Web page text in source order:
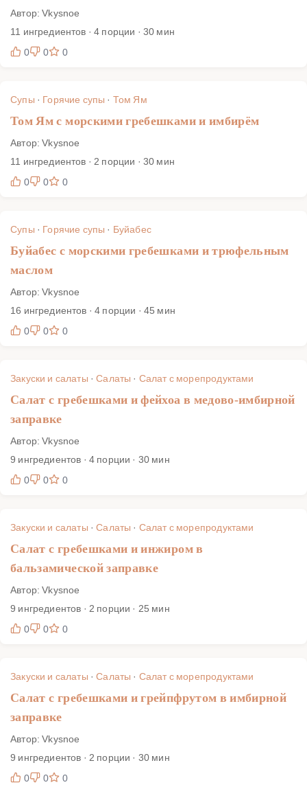
Автор: Vkysnoe
11 ингредиентов · 4 порции · 30 мин
0
0 0
Супы · Горячие супы · Том Ям
Том Ям с морскими гребешками и имбирём
Автор: Vkysnoe
11 ингредиентов · 2 порции · 30 мин
0
0 0
Супы · Горячие супы · Буйабес
Буйабес с морскими гребешками и трюфельным
маслом
Автор: Vkysnoe
16 ингредиентов · 4 порции · 45 мин
0
0 0
Закуски и салаты ·Салаты · Салат с морепродуктами
Салат с гребешками и фейхоа в медово-имбирной
заправке
Автор: Vkysnoe
9 ингредиентов · 4 порции · 30 мин
0
0 0
Закуски и салаты ·Салаты · Салат с морепродуктами
Салат с гребешками и инжиром в
бальзамической заправке
Автор: Vkysnoe
9 ингредиентов · 2 порции · 25 мин
0
0 0
Закуски и салаты ·Салаты · Салат с морепродуктами
Салат с гребешками и грейпфрутом в имбирной
заправке
Автор: Vkysnoe
9 ингредиентов · 2 порции · 30 мин
0
0 0